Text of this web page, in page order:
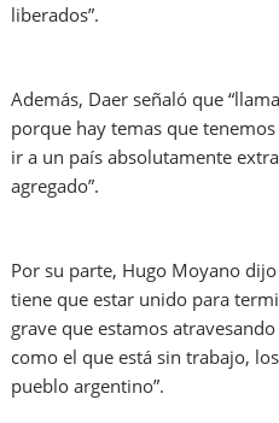
liberados”.
Además, Daer señaló que
porque hay temas que
ir a un país absolutamente
agregado”.
Por su parte, Hugo Moyano
tiene que estar unido para
grave que estamos
como el que está sin trabajo,
pueblo argentino”.